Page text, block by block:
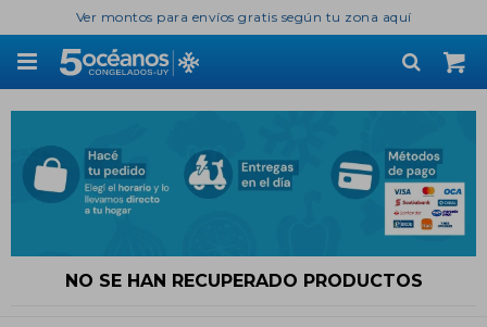
Ver montos para envíos gratis según tu zona aquí

NO SE HAN RECUPERADO PRODUCTOS